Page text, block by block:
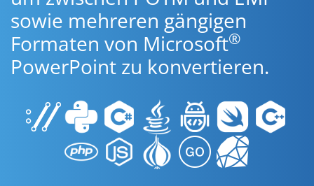
sowie mehreren gängigen
Formaten von Microsoft®
PowerPoint zu konvertieren.